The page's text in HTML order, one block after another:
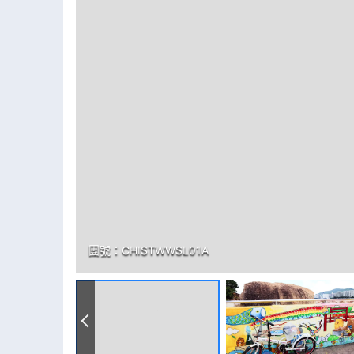
團號： CHISTWWSL01A